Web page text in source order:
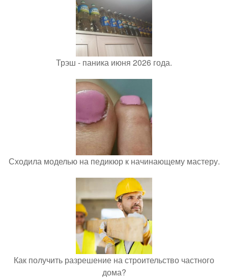
Трэш - паника июня 2026 года.
Сходила моделью на педикюр к начинающему мастеру.
Как получить разрешение на строительство частного
дома?